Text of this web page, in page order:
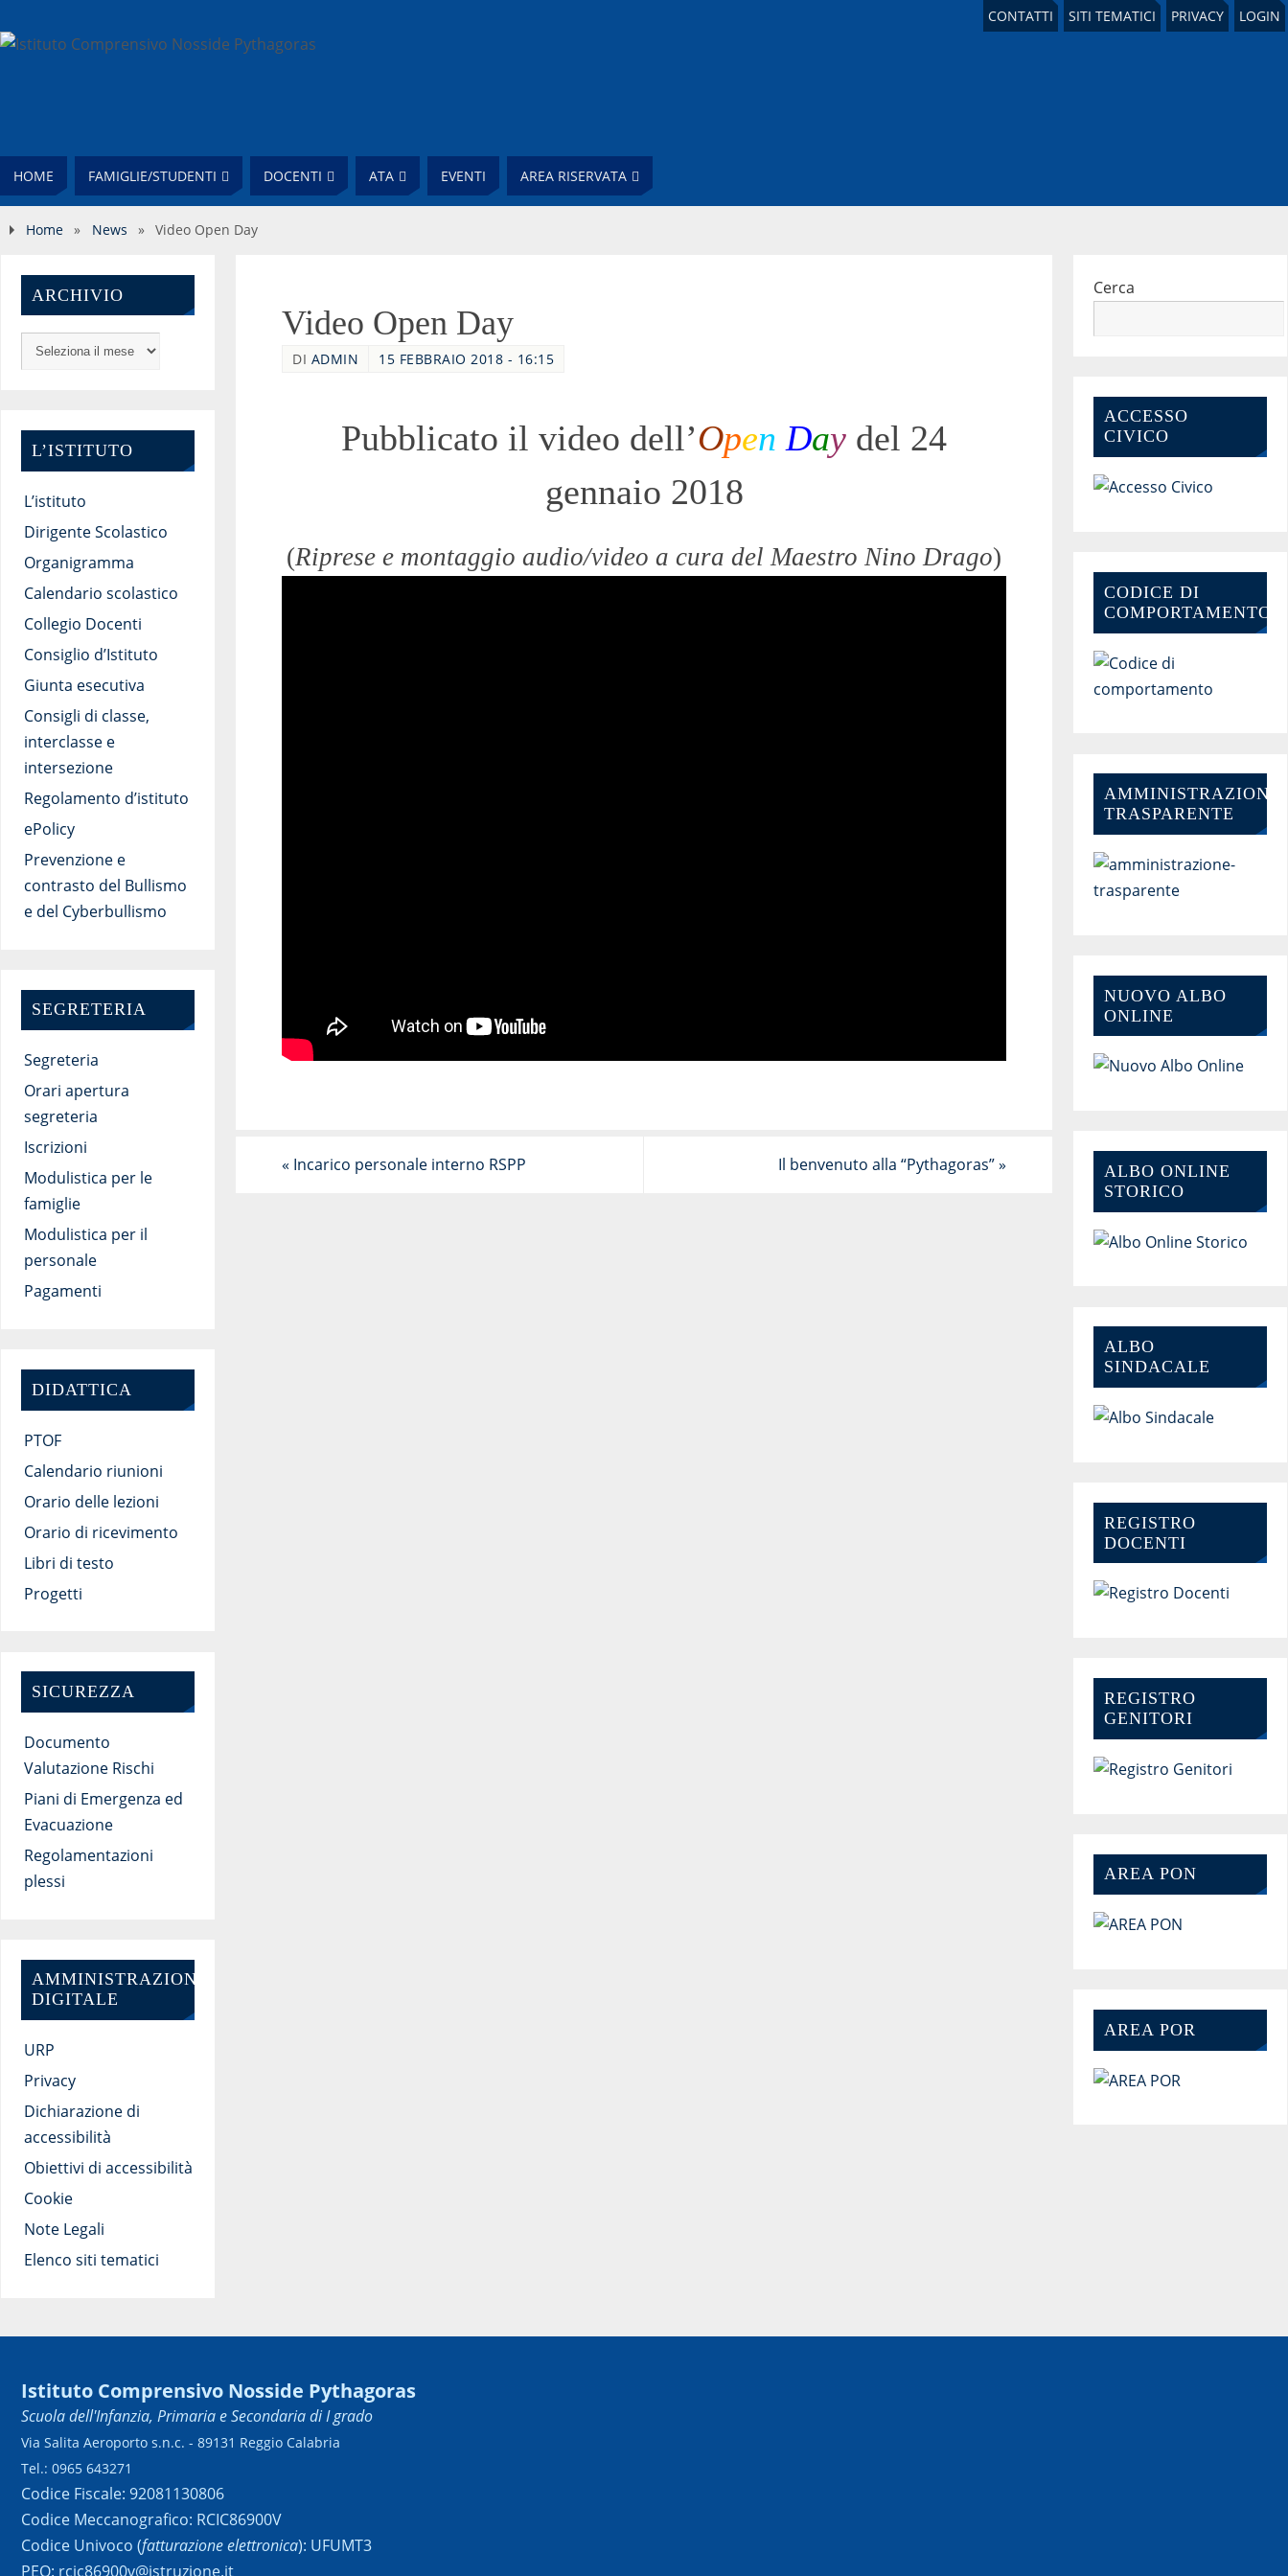
CONTATTI SITI TEMATICI PRIVACY LOGIN
HOME FAMIGLIE/STUDENTI DOCENTI ATA EVENTI AREA RISERVATA
Home » News » Video Open Day
Video Open Day
DI ADMIN 15 FEBBRAIO 2018 - 16:15
Pubblicato il video dell’Open Day del 24
gennaio 2018
(Riprese e montaggio audio/video a cura del Maestro Nino Drago)
« Incarico personale interno RSPP Il benvenuto alla “Pythagoras”»
ARCHIVIO
L’ISTITUTO
L’istituto
Dirigente Scolastico
Organigramma
Calendario scolastico
Collegio Docenti
Consiglio d’Istituto
Giunta esecutiva
Consigli di classe,
interclasse e
intersezione
Regolamento d’istituto
ePolicy
Prevenzione e
contrasto del Bullismo
e del Cyberbullismo
SEGRETERIA
Segreteria
Orari apertura
segreteria
Iscrizioni
Modulistica per le
famiglie
Modulistica per il
personale
Pagamenti
DIDATTICA
PTOF
Calendario riunioni
Orario delle lezioni
Orario di ricevimento
Libri di testo
Progetti
SICUREZZA
Documento
Valutazione Rischi
Piani di Emergenza ed
Evacuazione
Regolamentazioni
plessi
AMMINISTRAZIONE
DIGITALE
URP
Privacy
Dichiarazione di
accessibilità
Obiettivi di accessibilità
Cookie
Note Legali
Elenco siti tematici
Cerca
ACCESSO
CIVICO
CODICE DI
COMPORTAMENTO
AMMINISTRAZIONE-
TRASPARENTE
NUOVO ALBO
ONLINE
ALBO ONLINE
STORICO
ALBO
SINDACALE
REGISTRO
DOCENTI
REGISTRO
GENITORI
AREA PON
AREA POR
Istituto Comprensivo Nosside Pythagoras
Scuola dell'Infanzia, Primaria e Secondaria di I grado
Via Salita Aeroporto s.n.c. - 89131 Reggio Calabria
Tel.: 0965 643271
Codice Fiscale: 92081130806
Codice Meccanografico: RCIC86900V
Codice Univoco (fatturazione elettronica): UFUMT3
PEO: rcic86900v@istruzione.it